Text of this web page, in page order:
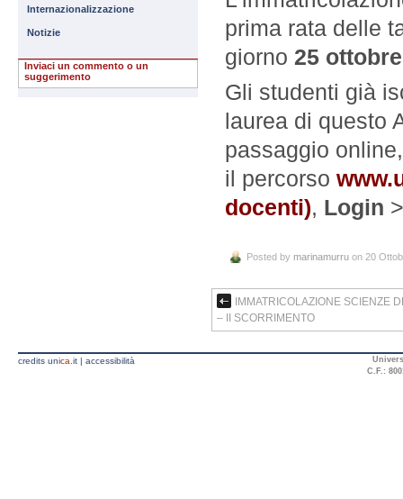
prima rata delle
giorno 25
Gli studenti già
laurea di questo
passaggio
il percorso
docenti), Login
Posted by marinamurru on 20
IMMATRICOLAZIONE SCIENZE
– II SCORRIMENTO
Internazionalizzazione
Notizie
Inviaci un commento o un
suggerimento
credits unica .it | accessibilità
C.F.: